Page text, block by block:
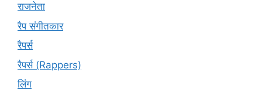
राजनेता
रैप संगीतकार
रैपर्स
रैपर्स (Rappers)
लिंग